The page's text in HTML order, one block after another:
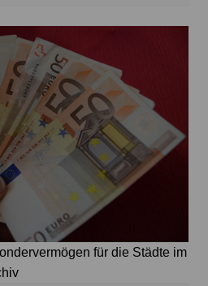
für die Städte im